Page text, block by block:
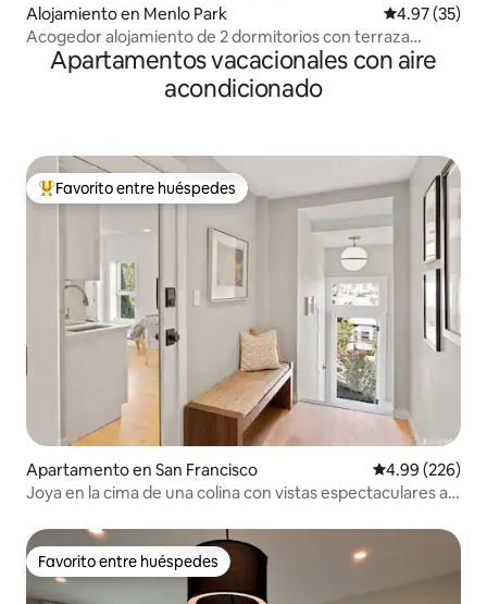
Alojamiento en Menlo Park Calificación
4.97 (35)
Acogedor alojamiento de 2 dormitorios con terraza
grande
Apartamentos vacacionales con aire
acondicionado
Favorito entre huéspedes preferido
Favorito entre huéspedes
Apartamento en San Francisco Calificación
4.99 (226)
Joya en la cima de una colina con vistas espectaculares a
Favorito entre huéspedes
Favorito entre huéspedes